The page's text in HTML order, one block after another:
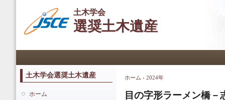
移
土木学会
選奨土木遺産
土木学会選奨土木遺産
ホーム
現在地
ホーム › 2024年
目の字形ラーメン橋－